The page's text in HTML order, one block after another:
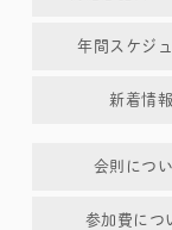
年間スケジ
新着情報
会則につ
参加費につ